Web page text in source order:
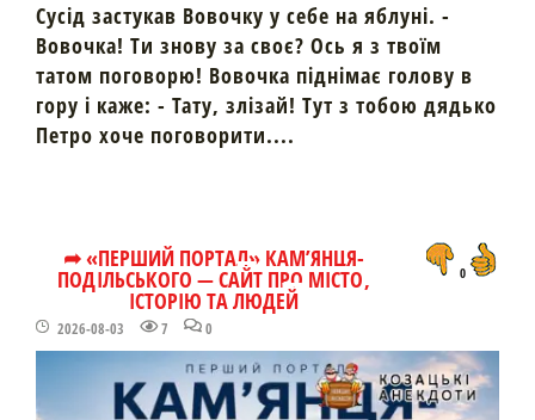
Сусід застукав Вовочку у себе на яблуні. -
Вовочка! Ти знову за своє? Ось я з твоїм
татом поговорю! Вовочка піднімає голову в
гору і каже: - Тату, злізай! Тут з тобою дядько
Петро хоче поговорити....
➦ «ПЕРШИЙ ПОРТАЛ» КАМ’ЯНЦЯ-
ПОДІЛЬСЬКОГО — САЙТ ПРО МІСТО,
ІСТОРІЮ ТА ЛЮДЕЙ
2026-08-03 7 0
0